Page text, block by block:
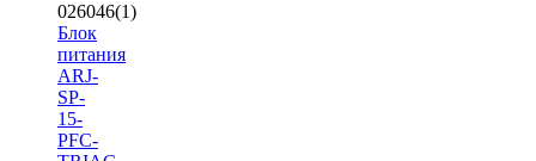
026046(1)
Блок
питания
ARJ-
SP-
15-
PFC-